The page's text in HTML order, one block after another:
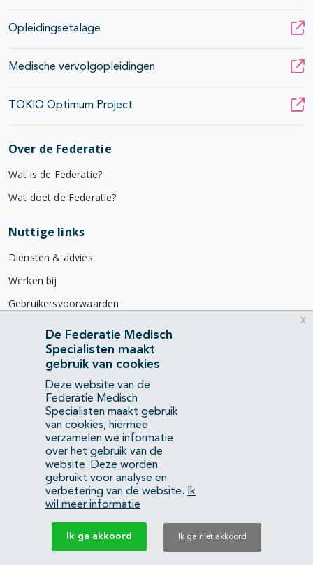
Opleidingsetalage
Medische vervolgopleidingen
TOKIO Optimum Project
Over de Federatie
Wat is de Federatie?
Wat doet de Federatie?
Nuttige links
Diensten & advies
Werken bij
Gebruikersvoorwaarden
Privacyverklaring
Contact
Mercatorlaan 1200
3528 BL Utrecht
(088) 505 34 34
info@richtlijnendatabase.nl
YouTubeLinkedIn
KvK Federatie Medisch Specialisten:40483480
Privacyverklaring
De Federatie Medisch
Specialisten maakt
gebruik van cookies
Deze website van de
Federatie Medisch
Specialisten maakt gebruik
van cookies, hiermee
verzamelen we informatie
over het gebruik van de
website. Deze worden
gebruikt voor analyse en
verbetering van de website.
Ik
wil meer informatie
Ik ga akkoord Ik ga niet akkoord
x